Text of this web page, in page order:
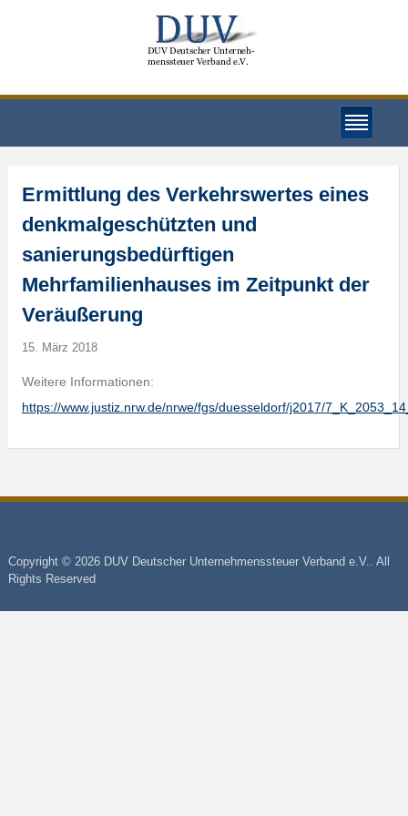
Ermittlung des Verkehrswertes eines
denkmalgeschützten und
sanierungsbedürftigen
Mehrfamilienhauses im Zeitpunkt der
Veräußerung
15. März 2018
Weitere Informationen:
https://www.justiz.nrw.de/nrwe/fgs/duesseldorf/j2017/
Copyright © 2026 DUV Deutscher Unternehmenssteuer Verband e.V.. All
Rights Reserved